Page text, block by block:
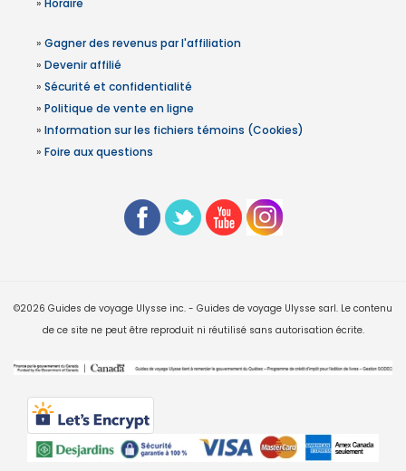
» Horaire
» Gagner des revenus par l'affiliation
» Devenir affilié
» Sécurité et confidentialité
» Politique de vente en ligne
» Information sur les fichiers témoins (Cookies)
» Foire aux questions
©2026 Guides de voyage Ulysse inc. - Guides de voyage Ulysse sarl. Le contenu
de ce site ne peut être reproduit ni réutilisé sans autorisation écrite.